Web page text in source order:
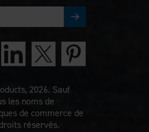
2026. Sauf
les noms de
de commerce de
réservés.